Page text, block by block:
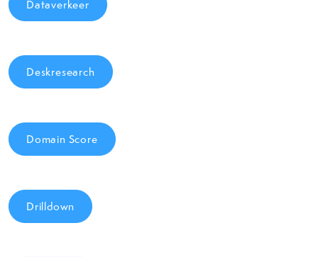
Dataverkeer
Deskresearch
Domain Score
Drilldown